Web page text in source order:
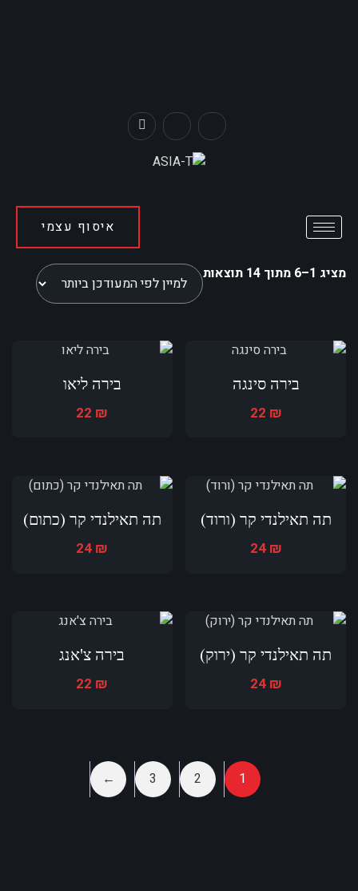
איסוף עצמי
מציג 1–6 מתוך 14 תוצאות
בירה סינגה
22 ₪
בירה ליאו
22 ₪
תה תאילנדי קר (ורוד)
24 ₪
תה תאילנדי קר (כתום)
24 ₪
תה תאילנדי קר (ירוק)
24 ₪
בירה צ'אנג
22 ₪
1
2
3
←